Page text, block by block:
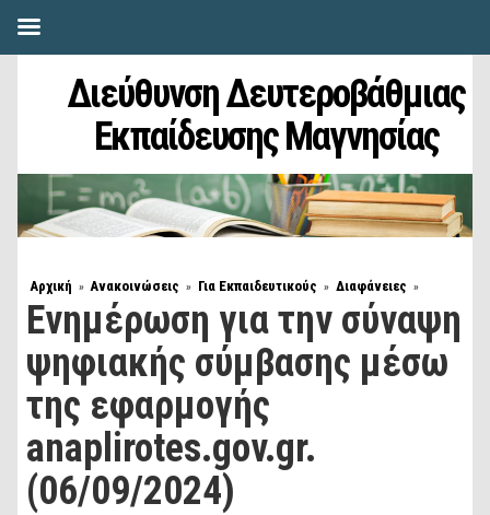
Διεύθυνση Δευτεροβάθμιας
Εκπαίδευσης Μαγνησίας
Αρχική » Ανακοινώσεις » Για Εκπαιδευτικούς » Διαφάνειες »
Ενημέρωση για την σύναψη
ψηφιακής σύμβασης μέσω
της εφαρμογής
anaplirotes.gov.gr.
(06/09/2024)